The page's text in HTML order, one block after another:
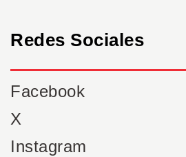
Redes Sociales
Facebook
X
Instagram